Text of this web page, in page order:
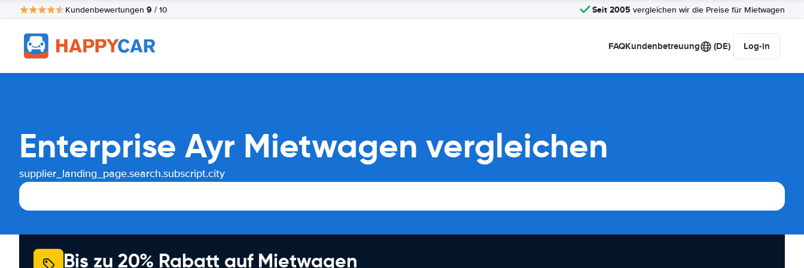
Kundenbewertungen 9 / 10 Seit 2005 vergleichen wir die Preise für Mietwagen
FAQKundenbetreuung (DE) Log-in
Enterprise Ayr Mietwagen vergleichen
supplier_landing_page.search.subscript.city
Bis zu 20% Rabatt auf Mietwagen